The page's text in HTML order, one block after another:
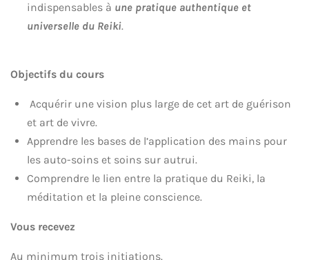
indispensables à une pratique authentique et
universelle du Reiki.
Objectifs du cours
Acquérir une vision plus large de cet art de guérison
et art de vivre.
Apprendre les bases de l’application des mains pour
les auto-soins et soins sur autrui.
Comprendre le lien entre la pratique du Reiki, la
méditation et la pleine conscience.
Vous recevez
Au minimum trois initiations.